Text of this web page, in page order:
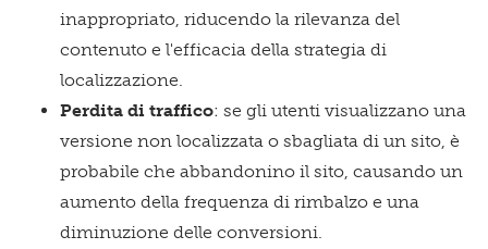
inappropriato, riducendo la rilevanza del
contenuto e l'efficacia della strategia di
localizzazione.
Perdita di traffico: se gli utenti visualizzano una
versione non localizzata o sbagliata di un sito, è
probabile che abbandonino il sito, causando un
aumento della frequenza di rimbalzo e una
diminuzione delle conversioni.